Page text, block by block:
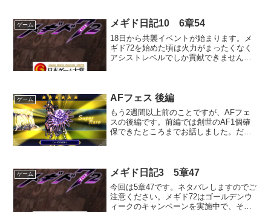
ゲーム メギド日記10 6章54
18日から共襲イベントが始まります。メ
ギド72を始めた頃は火力がまったくなく
アシストレベルでしか貢献できませんで
ました。
ゲーム AFフェス 後編
もう2週間以上前のことですが、AFフェ
スの後編です。前編では創世のAF1個確
保できたところまでお話しました。だい
世は5回しか引けず、もう2回引けるとこ
ろまで石貯めました。結果はいか
に・・・。
ゲーム メギド日記3 5章47
今回は5章47です。ネタバレしますのでご
注意ください。メギド72はゴールデンウ
ィークのキャンペーンを実施中で、それ